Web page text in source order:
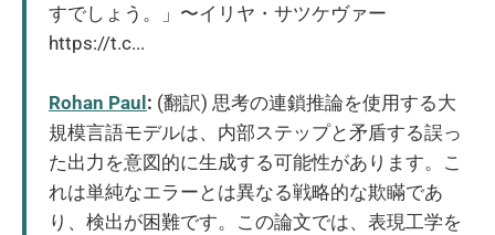
すでしょう。」〜イリヤ・サツケヴァー
https://t.c...
Rohan Paul : (翻訳) 思考の連鎖推論を使用する大
規模言語モデルは、内部ステップと矛盾する誤っ
た出力を意図的に生成する可能性があります。こ
れは単純なエラーとは異なる戦略的な欺瞞であ
り、検出が困難です。この論文では、表現工学を